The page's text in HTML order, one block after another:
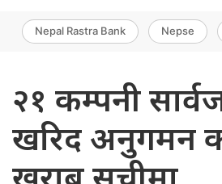
Nepal Rastra Bank Nepse
२१ कम्पनी
खरिद अनुगमन